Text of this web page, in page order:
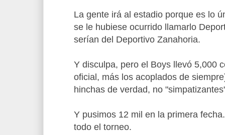
La gente irá al estadio porque es lo
se le hubiese ocurrido llamarlo
serían del Deportivo Zanahoria.
Y disculpa, pero el Boys llevó 5,000
oficial, más los acoplados de
hinchas de verdad, no
Y pusimos 12 mil en la primera
todo el torneo.